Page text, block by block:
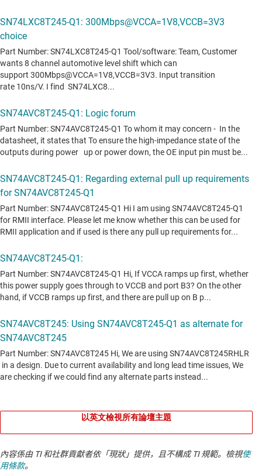
以英文檢視所有論壇主題
內容係由 TI 和社群貢獻者依「現狀」提供，且不構成 TI 規範。檢視使
用條款。